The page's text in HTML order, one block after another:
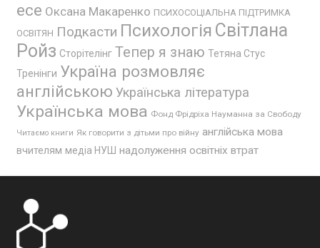
есе Оксана Макаренко ПСИХОСОЦІАЛЬНА ПІДТРИМКА
ОСВІТЯН Подкасти Психологія Світлана
Ройз Сторітелінг Тепер я знаю Тетяна Стус
Тренінги Україна розмовляє
англійською Українська література
Українська мова Фонд Фрідріха Науманна за Свободу
Читаємо книги Як говорити з дітьми про війну англійська мова
вчителям медіа НУШ надолуження освітніх втрат